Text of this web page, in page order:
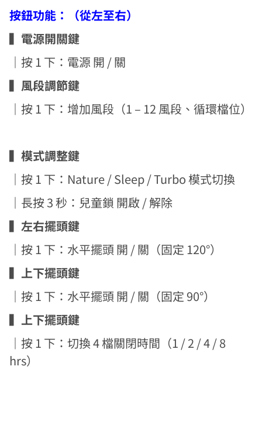
按鈕功能：（從左至右）
▍ 電源開關鍵
｜按 1 下：電源 開 / 關
▍ 風段調節鍵
｜按 1 下：增加風段（1 – 12 風段、循環檔位）
▍模式調整鍵
｜按 1 下：Nature / Sleep / Turbo 模式切換
｜ 長按 3 秒：兒童鎖 開啟 / 解除
▍左右擺頭鍵
｜按 1 下：水平擺頭 開 / 關（固定 120°）
▍ 上下擺頭鍵
｜按 1 下：水平擺頭 開 / 關（固定 90°）
▍ 上下擺頭鍵
｜按 1 下：切換 4 檔關閉時間（1 / 2 / 4 / 8
hrs）